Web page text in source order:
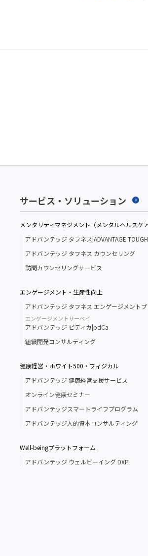
サービス・ソリューション
メンタリティマネジメント（メンタルヘルスケア
アドバンテッジ タフネス|ADVANTAGE
アドバンテッジ タフネス カウンセリング
訪問カウンセリングサービス
エンゲージメント・生産性向上
アドバンテッジ タフネス エンゲージメントプ
エンゲージメントサーベイ
アドバンテッジ ピディカ|pdCa
組織開発コンサルティング
健康経営・ホワイト500・フィジカル
アドバンテッジ 健康経営支援サービス
オンライン健康セミナー
アドバンテッジスマートライフプログラム
アドバンテッジ人的資本コンサルティング
Well-beingプラットフォーム
アドバンテッジ ウェルビーイング DXP